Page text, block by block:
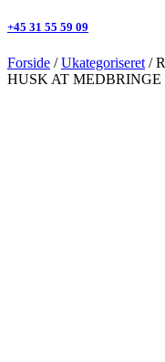
+45 31 55 59 09
Forside /Ukategoriseret /
HUSK AT